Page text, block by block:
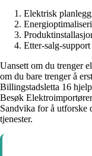
Elektrisk
Etter-salg-
Uansett om du trenger
om du bare trenger å
Billingstadsletta 16
Besøk
Sandvika for å utforske
tjenester.